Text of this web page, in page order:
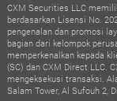
CXM Securities LLC
berdasarkan Lisensi No.
pengenalan dan promosi
bagian dari kelompok
memperkenalkan kepada
(SC) dan CXM Direct LLC.
mengeksekusi transaksi.
Salam Tower, Al Sufouh 2,